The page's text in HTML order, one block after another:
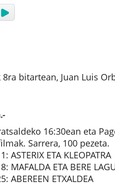
bitartean, Juan Luis
16:30ean eta
Sarrera, 100 pezeta.
ASTERIX ETA KLEOPATRA
MAFALDA ETA BERE
ABEREEN ETXALDEA